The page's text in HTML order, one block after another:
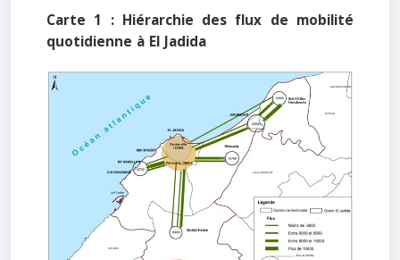
Carte 1 : Hiérarchie des flux de mobilité
quotidienne à El Jadida